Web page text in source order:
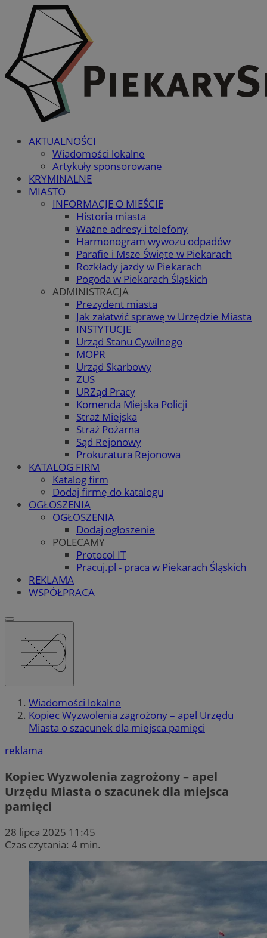
AKTUALNOŚCI
Wiadomości lokalne
Artykuły sponsorowane
KRYMINALNE
MIASTO
INFORMACJE O MIEŚCIE
Historia miasta
Ważne adresy i telefony
Harmonogram wywozu odpadów
Parafie i Msze Święte w Piekarach
Rozkłady jazdy w Piekarach
Pogoda w Piekarach Śląskich
ADMINISTRACJA
Prezydent miasta
Jak załatwić sprawę w Urzędzie Miasta
INSTYTUCJE
Urząd Stanu Cywilnego
MOPR
Urząd Skarbowy
ZUS
URZąd Pracy
Komenda Miejska Policji
Straż Miejska
Straż Pożarna
Sąd Rejonowy
Prokuratura Rejonowa
KATALOG FIRM
Katalog firm
Dodaj firmę do katalogu
OGŁOSZENIA
OGŁOSZENIA
Dodaj ogłoszenie
POLECAMY
Protocol IT
Pracuj.pl - praca w Piekarach Śląskich
REKLAMA
WSPÓŁPRACA
Wiadomości lokalne
Kopiec Wyzwolenia zagrożony – apel Urzędu
Miasta o szacunek dla miejsca pamięci
reklama
Kopiec Wyzwolenia zagrożony – apel
Urzędu Miasta o szacunek dla miejsca
pamięci
28 lipca 2025 11:45
Czas czytania: 4 min.